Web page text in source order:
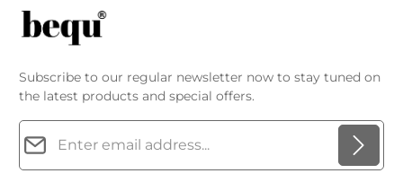
Subscribe to our regular newsletter now to stay tuned on
the latest products and special offers.
Email address*